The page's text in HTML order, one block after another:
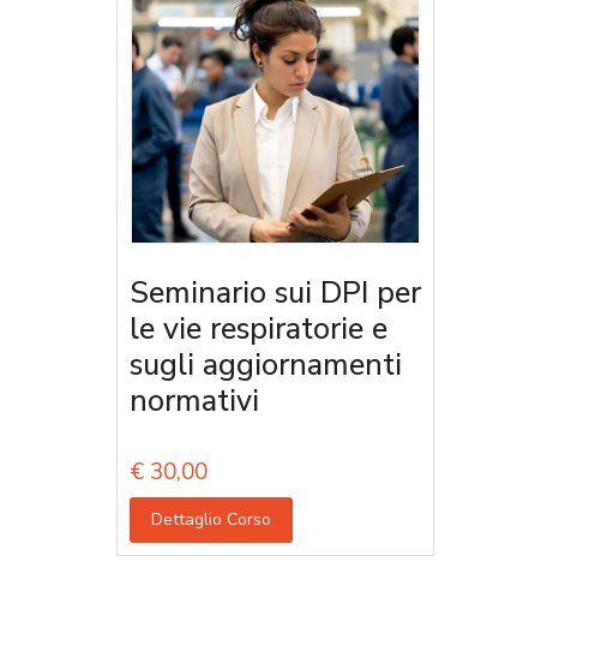
Seminario sui DPI per
le vie respiratorie e
sugli aggiornamenti
normativi
€ 30,00
Dettaglio Corso